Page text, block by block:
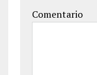
Comentario